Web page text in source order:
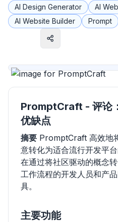
AI Design Generator
AI
AI Website Builder
Prompt
PromptCraft - 评论
优缺点
摘要 PromptCraft 高效地
意转化为适合流行开发平
在通过将社区驱动的概念
工作流程的开发人员和产
具。
主要功能